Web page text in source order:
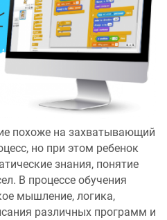
похоже на захватывающий
но при этом ребенок
знания, понятие
В процессе обучения
мышление, логика,
различных программ и